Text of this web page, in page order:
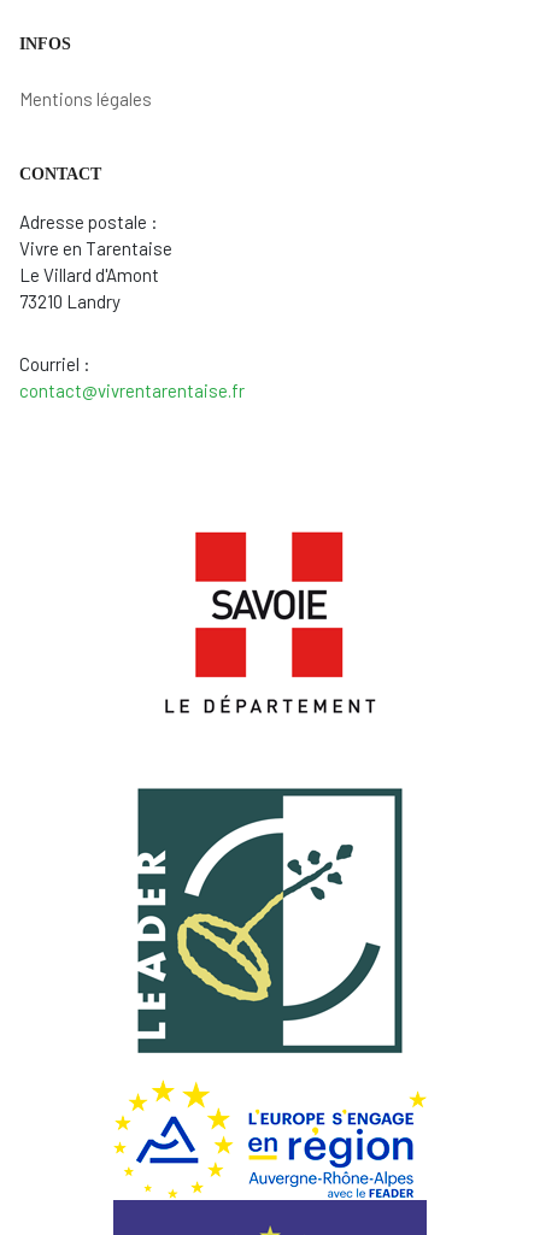
INFOS
Mentions légales
CONTACT
Adresse postale :
Vivre en Tarentaise
Le Villard d'Amont
73210 Landry
Courriel :
contact@vivrentarentaise.fr